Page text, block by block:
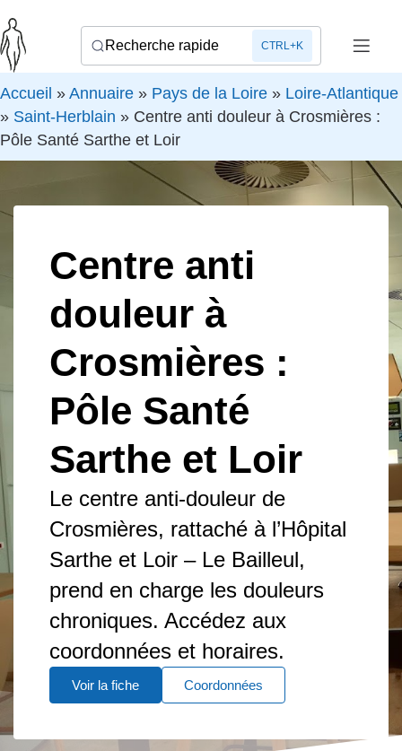
Recherche rapide CTRL+K
Accueil » Annuaire » Pays de la Loire » Loire-Atlantique
» Saint-Herblain » Centre anti douleur à Crosmières :
Pôle Santé Sarthe et Loir
Centre anti
douleur à
Crosmières :
Pôle Santé
Sarthe et Loir
Le centre anti-douleur de
Crosmières, rattaché à l’Hôpital
Sarthe et Loir – Le Bailleul,
prend en charge les douleurs
chroniques. Accédez aux
coordonnées et horaires.
Voir la fiche Coordonnées